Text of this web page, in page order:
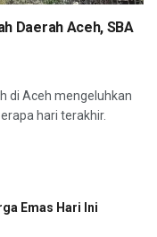
Daerah Aceh, SBA
di Aceh mengeluhkan
hari terakhir.
Emas Hari Ini